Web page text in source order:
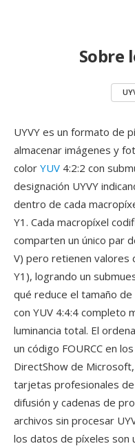
Sobre
UYVY es un formato de
almacenar imágenes y
color YUV 4:2:2 con
designación UYVY
dentro de cada
Y1. Cada macropíxel
comparten un único par
V) pero retienen valores
Y1), logrando un
qué reduce el tamaño
con YUV 4:4:4 completo
luminancia total. El
un código FOURCC en
DirectShow de
tarjetas profesionales
difusión y cadenas de
archivos sin procesar
los datos de píxeles son